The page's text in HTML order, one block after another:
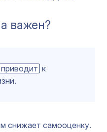
важен?
приводит к
снижает самооценку.